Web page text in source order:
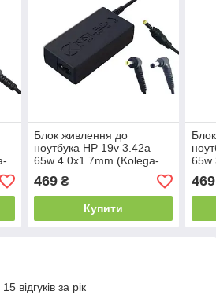
Блок живлення до
ноутбука HP 19v 3.42a
65w 4.0x1.7mm (Kolega-
Power (A)) 12 міс.гар.
469₴
Купити
65w
469
відгуків за рік